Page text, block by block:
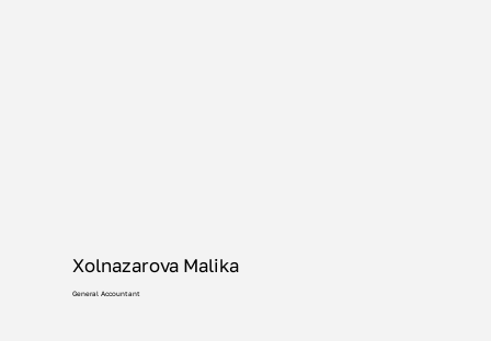
General Accountant
Xolnazarova Malika